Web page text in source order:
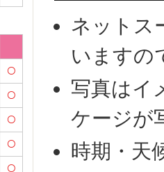
〇
〇
〇
〇
〇
ネットス
いますの
写真はイ
ケージが
時期・天